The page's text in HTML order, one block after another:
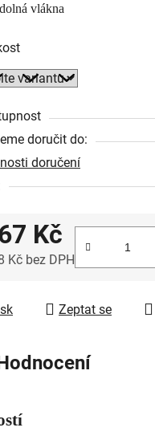
vlákna
doručit do:
doručení
Kč
Kč bez DPH
Zeptat se